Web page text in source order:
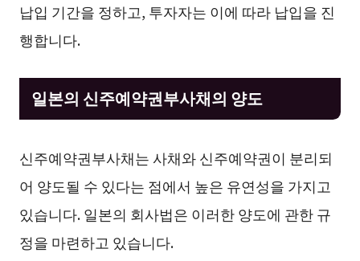
납입 기간을 정하고, 투자자는 이에 따라 납입을 진
행합니다.
일본의 신주예약권부사채의 양도
신주예약권부사채는 사채와 신주예약권이 분리되
어 양도될 수 있다는 점에서 높은 유연성을 가지고
있습니다. 일본의 회사법은 이러한 양도에 관한 규
정을 마련하고 있습니다.